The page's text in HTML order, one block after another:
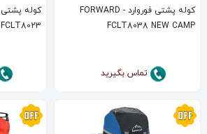
کوله پشتی فوروارد FORWARD -
FCLT8038 NEW CAMP
تماس بگیرید
FCLT8023